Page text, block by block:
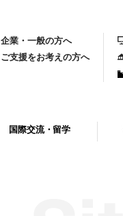
企業・一般の方へ
ご支援をお考えの方へ
国際交流・留学